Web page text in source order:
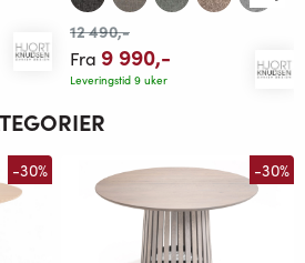
12 490,-
Fra 9 990,-
Leveringstid 9 uker
-30% -30%